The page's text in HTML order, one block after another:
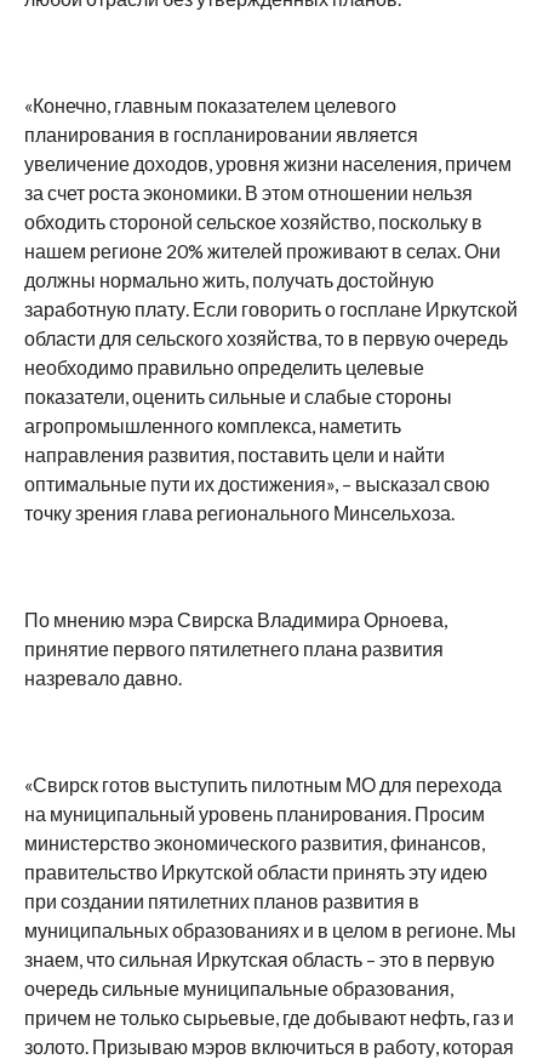
«Конечно, главным показателем целевого
планирования в госпланировании является
увеличение доходов, уровня жизни населения, причем
за счет роста экономики. В этом отношении нельзя
обходить стороной сельское хозяйство, поскольку в
нашем регионе 20% жителей проживают в селах. Они
должны нормально жить, получать достойную
заработную плату. Если говорить о госплане Иркутской
области для сельского хозяйства, то в первую очередь
необходимо правильно определить целевые
показатели, оценить сильные и слабые стороны
агропромышленного комплекса, наметить
направления развития, поставить цели и найти
оптимальные пути их достижения», – высказал свою
точку зрения глава регионального Минсельхоза.
По мнению мэра Свирска Владимира Орноева,
принятие первого пятилетнего плана развития
назревало давно.
«Свирск готов выступить пилотным МО для перехода
на муниципальный уровень планирования. Просим
министерство экономического развития, финансов,
правительство Иркутской области принять эту идею
при создании пятилетних планов развития в
муниципальных образованиях и в целом в регионе. Мы
знаем, что сильная Иркутская область – это в первую
очередь сильные муниципальные образования,
причем не только сырьевые, где добывают нефть, газ и
золото. Призываю мэров включиться в работу, которая